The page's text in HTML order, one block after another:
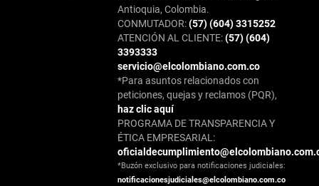
Antioquia, Colombia.
CONMUTADOR:(57) (604) 3315252
ATENCIÓN AL CLIENTE:(57) (604)
3393333
servicio@elcolombiano.com.co
*Para asuntos relacionados con
peticiones, quejas y reclamos (PQR),
haz clic aquí
PROGRAMA DE TRANSPARENCIA Y
ÉTICA EMPRESARIAL:
*Buzón exclusivo para notificaciones judiciales:
notificacionesjudiciales@elcolombiano.com.co